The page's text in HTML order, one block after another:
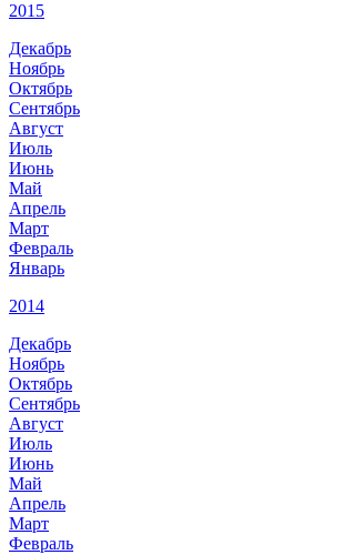
2015
Декабрь
Ноябрь
Октябрь
Сентябрь
Август
Июль
Июнь
Май
Апрель
Март
Февраль
Январь
2014
Декабрь
Ноябрь
Октябрь
Сентябрь
Август
Июль
Июнь
Май
Апрель
Март
Февраль